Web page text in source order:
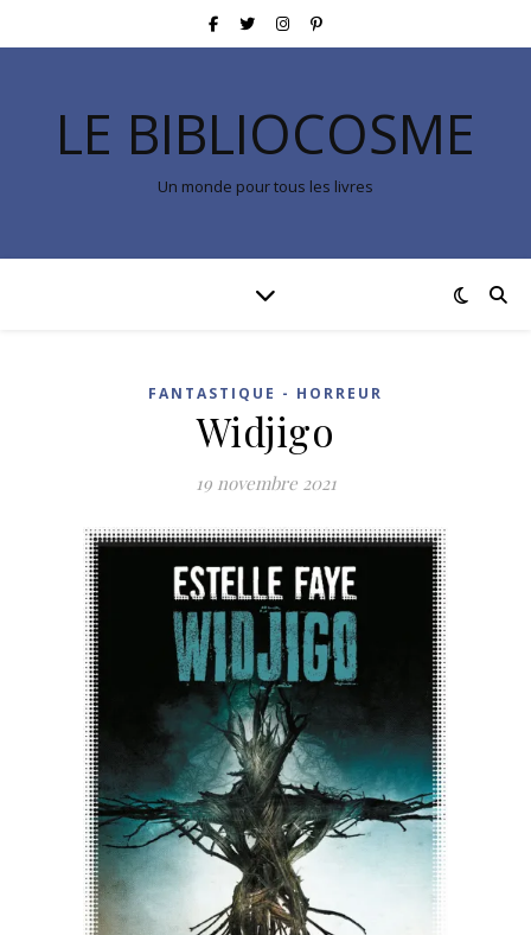
LE BIBLIOCOSME
Un monde pour tous les livres
FANTASTIQUE - HORREUR
Widjigo
19 novembre 2021